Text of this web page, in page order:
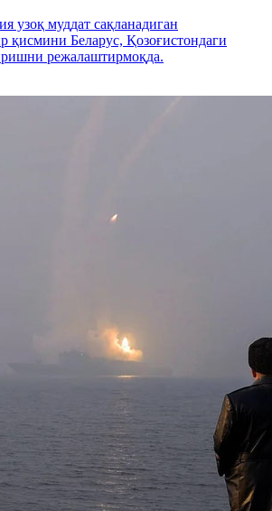
узоқ муддат сақланадиган
қисмини Беларус, Қозоғистондаги
режалаштирмоқда.